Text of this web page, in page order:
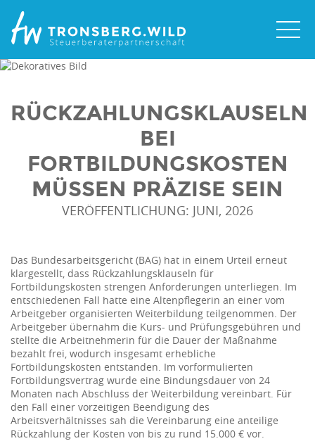
RÜCKZAHLUNGSKLAUSELN
BEI
FORTBILDUNGSKOSTEN
MÜSSEN PRÄZISE SEIN
VERÖFFENTLICHUNG: JUNI, 2026
Das Bundesarbeitsgericht (BAG) hat in einem Urteil erneut
klargestellt, dass Rückzahlungsklauseln für
Fortbildungskosten strengen Anforderungen unterliegen. Im
entschiedenen Fall hatte eine Altenpflegerin an einer vom
Arbeitgeber organisierten Weiterbildung teilgenommen. Der
Arbeitgeber übernahm die Kurs- und Prüfungsgebühren und
stellte die Arbeitnehmerin für die Dauer der Maßnahme
bezahlt frei, wodurch insgesamt erhebliche
Fortbildungskosten entstanden. Im vorformulierten
Fortbildungsvertrag wurde eine Bindungsdauer von 24
Monaten nach Abschluss der Weiterbildung vereinbart. Für
den Fall einer vorzeitigen Beendigung des
Arbeitsverhältnisses sah die Vereinbarung eine anteilige
Rückzahlung der Kosten von bis zu rund 15.000 € vor.